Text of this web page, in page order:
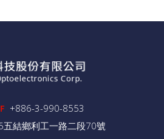
F +886-3-990-8553
結鄉利工一路二段70號